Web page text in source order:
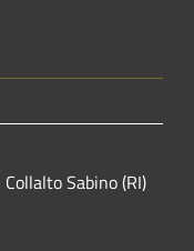
Sabino (RI)